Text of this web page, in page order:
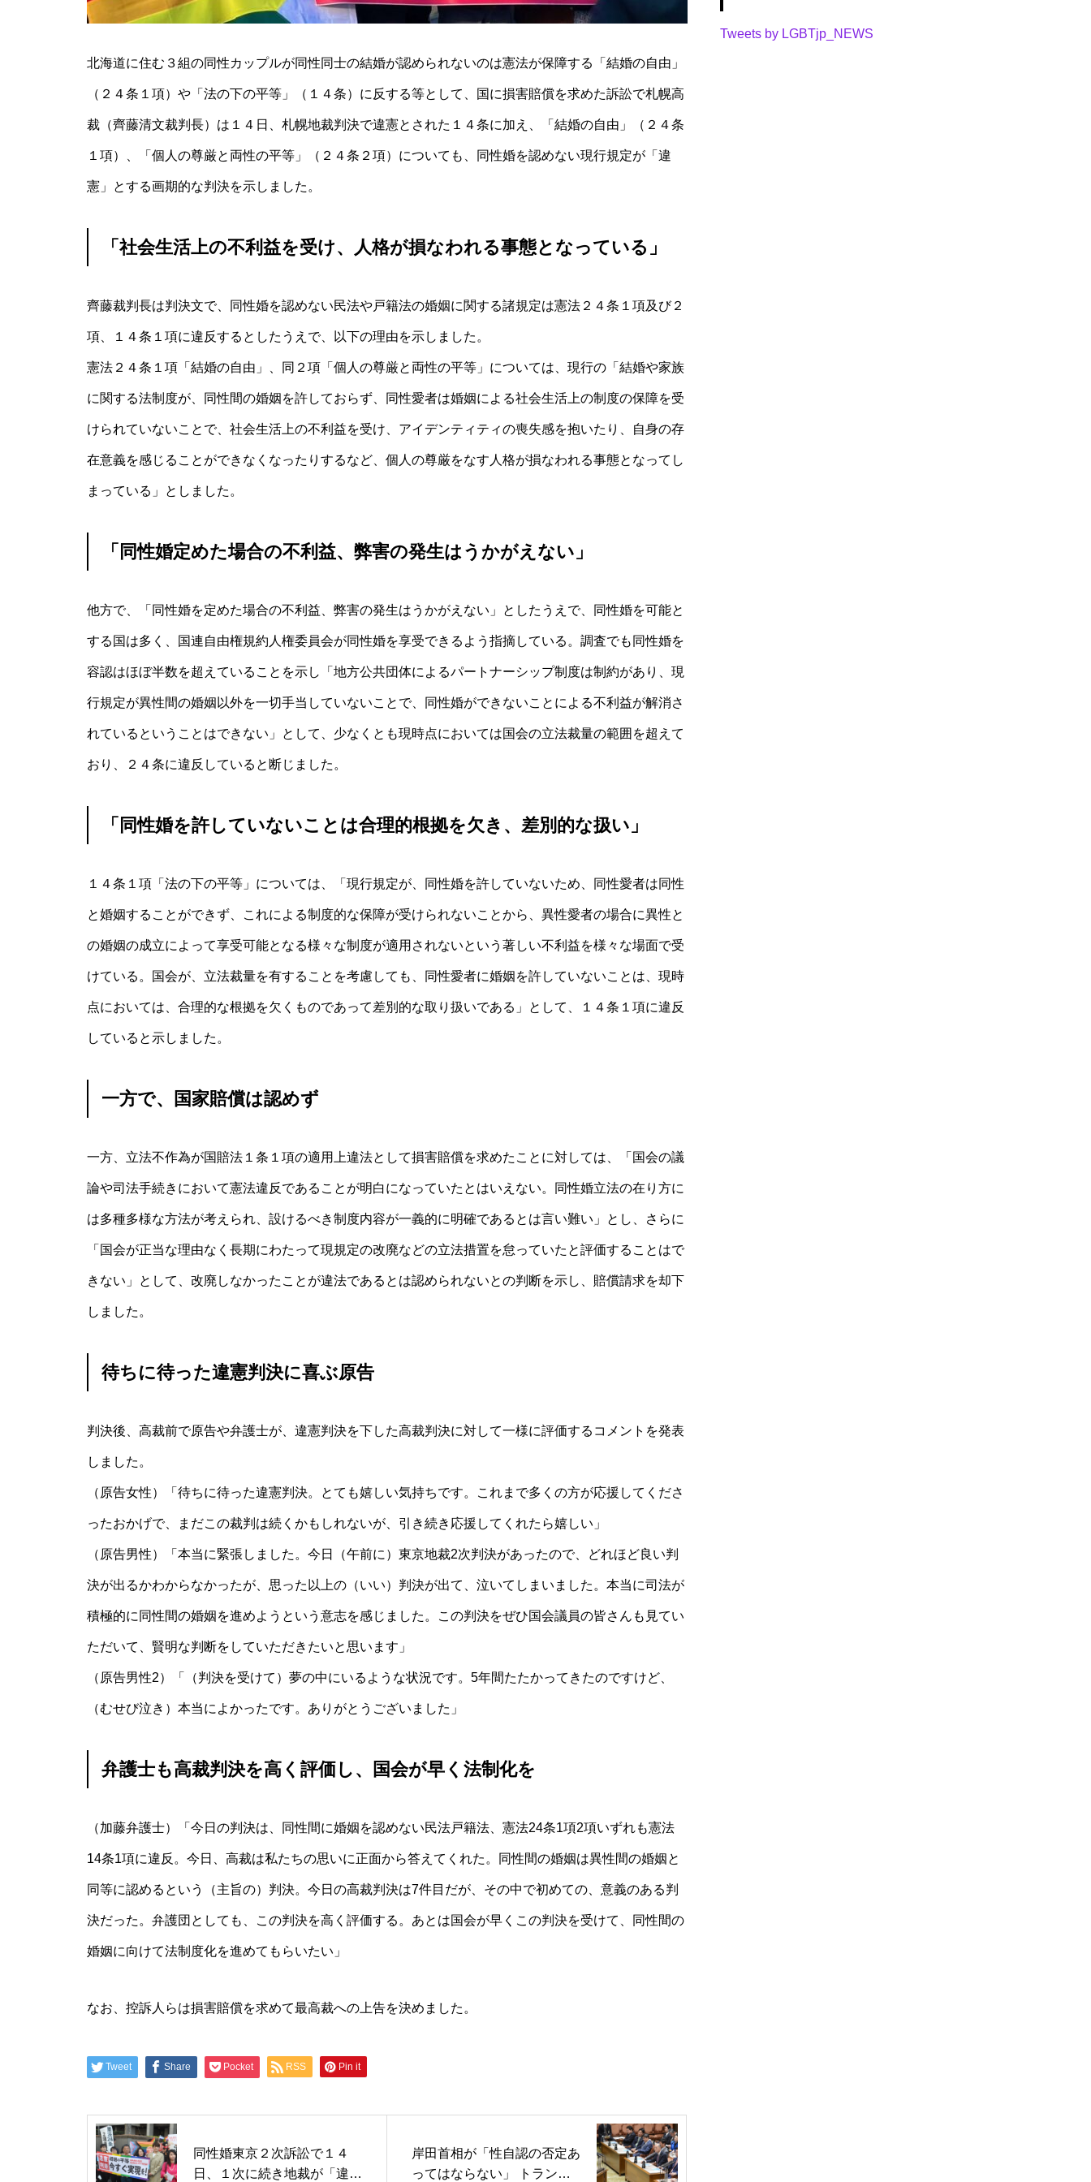
北海道に住む３組の同性カップルが同性同士の結婚が認められないのは憲法が保障する「結婚の自由」
（２４条１項）や「法の下の平等」（１４条）に反する等として、国に損害賠償を求めた訴訟で札幌高
裁（齊藤清文裁判長）は１４日、札幌地裁判決で違憲とされた１４条に加え、「結婚の自由」（２４条
１項）、「個人の尊厳と両性の平等」（２４条２項）についても、同性婚を認めない現行規定が「違
憲」とする画期的な判決を示しました。
「社会生活上の不利益を受け、人格が損なわれる事態となっている」
齊藤裁判長は判決文で、同性婚を認めない民法や戸籍法の婚姻に関する諸規定は憲法２４条１項及び２
項、１４条１項に違反するとしたうえで、以下の理由を示しました。
憲法２４条１項「結婚の自由」、同２項「個人の尊厳と両性の平等」については、現行の「結婚や家族
に関する法制度が、同性間の婚姻を許しておらず、同性愛者は婚姻による社会生活上の制度の保障を受
けられていないことで、社会生活上の不利益を受け、アイデンティティの喪失感を抱いたり、自身の存
在意義を感じることができなくなったりするなど、個人の尊厳をなす人格が損なわれる事態となってし
まっている」としました。
「同性婚定めた場合の不利益、弊害の発生はうかがえない」
他方で、「同性婚を定めた場合の不利益、弊害の発生はうかがえない」としたうえで、同性婚を可能と
する国は多く、国連自由権規約人権委員会が同性婚を享受できるよう指摘している。調査でも同性婚を
容認はほぼ半数を超えていることを示し「地方公共団体によるパートナーシップ制度は制約があり、現
行規定が異性間の婚姻以外を一切手当していないことで、同性婚ができないことによる不利益が解消さ
れているということはできない」として、少なくとも現時点においては国会の立法裁量の範囲を超えて
おり、２４条に違反していると断じました。
「同性婚を許していないことは合理的根拠を欠き、差別的な扱い」
１４条１項「法の下の平等」については、「現行規定が、同性婚を許していないため、同性愛者は同性
と婚姻することができず、これによる制度的な保障が受けられないことから、異性愛者の場合に異性と
の婚姻の成立によって享受可能となる様々な制度が適用されないという著しい不利益を様々な場面で受
けている。国会が、立法裁量を有することを考慮しても、同性愛者に婚姻を許していないことは、現時
点においては、合理的な根拠を欠くものであって差別的な取り扱いである」として、１４条１項に違反
していると示しました。
一方で、国家賠償は認めず
一方、立法不作為が国賠法１条１項の適用上違法として損害賠償を求めたことに対しては、「国会の議
論や司法手続きにおいて憲法違反であることが明白になっていたとはいえない。同性婚立法の在り方に
は多種多様な方法が考えられ、設けるべき制度内容が一義的に明確であるとは言い難い」とし、さらに
「国会が正当な理由なく長期にわたって現規定の改廃などの立法措置を怠っていたと評価することはで
きない」として、改廃しなかったことが違法であるとは認められないとの判断を示し、賠償請求を却下
しました。
待ちに待った違憲判決に喜ぶ原告
判決後、高裁前で原告や弁護士が、違憲判決を下した高裁判決に対して一様に評価するコメントを発表
しました。
（原告女性）「待ちに待った違憲判決。とても嬉しい気持ちです。これまで多くの方が応援してくださ
ったおかげで、まだこの裁判は続くかもしれないが、引き続き応援してくれたら嬉しい」
（原告男性）「本当に緊張しました。今日（午前に）東京地裁2次判決があったので、どれほど良い判
決が出るかわからなかったが、思った以上の（いい）判決が出て、泣いてしまいました。本当に司法が
積極的に同性間の婚姻を進めようという意志を感じました。この判決をぜひ国会議員の皆さんも見てい
ただいて、賢明な判断をしていただきたいと思います」
（原告男性2）「（判決を受けて）夢の中にいるような状況です。5年間たたかってきたのですけど、
（むせび泣き）本当によかったです。ありがとうございました」
弁護士も高裁判決を高く評価し、国会が早く法制化を
（加藤弁護士）「今日の判決は、同性間に婚姻を認めない民法戸籍法、憲法24条1項2項いずれも憲法
14条1項に違反。今日、高裁は私たちの思いに正面から答えてくれた。同性間の婚姻は異性間の婚姻と
同等に認めるという（主旨の）判決。今日の高裁判決は7件目だが、その中で初めての、意義のある判
決だった。弁護団としても、この判決を高く評価する。あとは国会が早くこの判決を受けて、同性間の
婚姻に向けて法制度化を進めてもらいたい」
なお、控訴人らは損害賠償を求めて最高裁への上告を決めました。
Tweet Share Pocket RSS Pin it
同性婚東京２次訴訟で１４
日、１次に続き地裁が「違憲
岸田首相が「性自認の否定あ
ってはならない」 トランス
Tweets by LGBTjp_NEWS